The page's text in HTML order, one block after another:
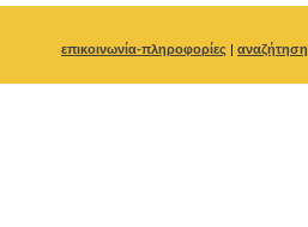
επικοινωνία-πληροφορίες | αναζήτηση